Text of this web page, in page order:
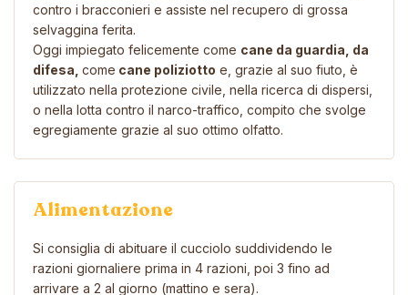
contro i bracconieri e assiste nel recupero di grossa
selvaggina ferita.
Oggi impiegato felicemente come cane da guardia, da
difesa, come cane poliziotto e, grazie al suo fiuto, è
utilizzato nella protezione civile, nella ricerca di dispersi,
o nella lotta contro il narco-traffico, compito che svolge
egregiamente grazie al suo ottimo olfatto.
Alimentazione
Si consiglia di abituare il cucciolo suddividendo le
razioni giornaliere prima in 4 razioni, poi 3 fino ad
arrivare a 2 al giorno (mattino e sera).